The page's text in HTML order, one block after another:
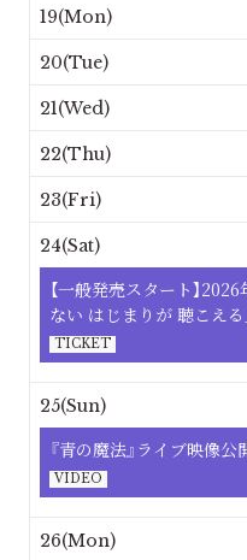
19(Mon)
20(Tue)
21(Wed)
22(Thu)
23(Fri)
24(Sat)
【一般発売スタート】
ない はじまりが 聴こえる
TICKET
25(Sun)
『青の魔法』ライブ映像公
VIDEO
26(Mon)